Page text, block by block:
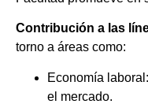
Contribución a las
torno a áreas como:
Economía
el mercado.